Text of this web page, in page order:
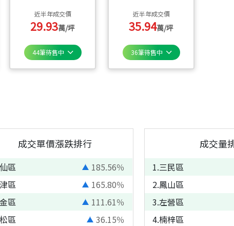
近半年成交價
29.93萬/坪
44筆待售中
近半年成交價
35.94萬/坪
36筆待售中
成交單價漲跌排行
區 185.56％
區 165.80％
區 111.61％
區 36.15％
成交量
1.三民區
2.鳳山區
3.左營區
4.楠梓區